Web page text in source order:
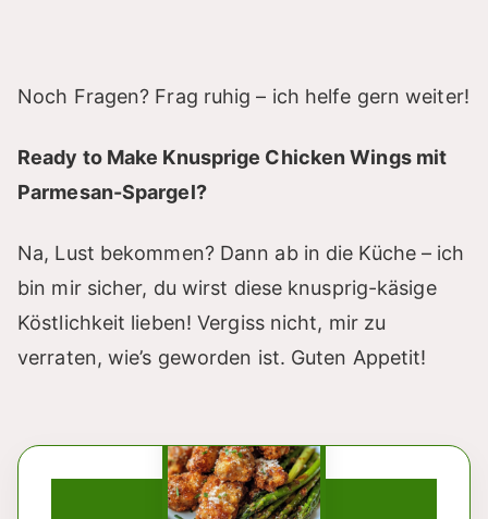
Noch Fragen? Frag ruhig – ich helfe gern weiter!
Ready to Make Knusprige Chicken Wings mit
Parmesan-Spargel?
Na, Lust bekommen? Dann ab in die Küche – ich
bin mir sicher, du wirst diese knusprig-käsige
Köstlichkeit lieben! Vergiss nicht, mir zu
verraten, wie’s geworden ist. Guten Appetit!